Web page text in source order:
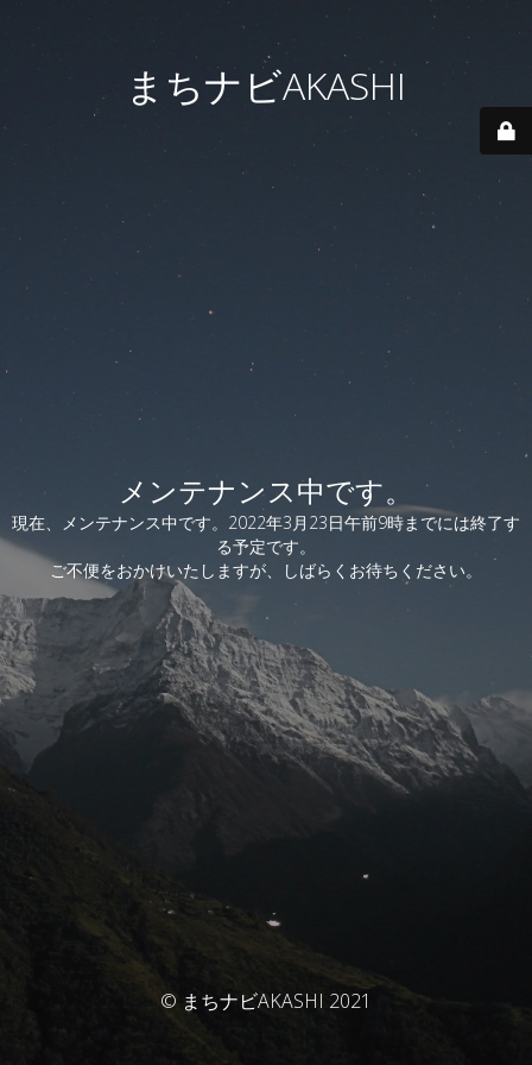
まちナビAKASHI
メンテナンス中です。
現在、メンテナンス中です。2022年3月23日午前9時までには終了す
る予定です。
ご不便をおかけいたしますが、しばらくお待ちください。
© まちナビAKASHI 2021